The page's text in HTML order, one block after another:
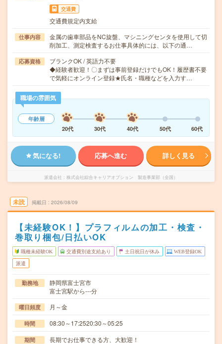
交通費
交通費規定内支給
仕事内容
金属の歯車部品をNC旋盤、マシニングセンタを使用して切
削加工、測定検査するお仕事具体的には、以下の通…
応募資格
ブランクOK / 英語力不要
◆経験者歓迎！〇まずは事前登録だけでもOK！履歴書不要
で気軽にオンライン登録★氏名・職種などを入力す…
職場の雰囲気
年齢層
20代
30代 40代 50代 60代
気になる! 応募へ進む 詳しく見る
派遣会社 株式会社綜合キャリアオプション 製造事業部（全国）
未読 掲載日 2026/08/09
【未経験OK！】プラフィルムの加工・検査・
巻取り梱包/日払いOK
職種未経験OK 交通費別途支給あり 土日祝日が休み WEB登録OK
派遣
勤務地
静岡県富士宮市
富士宮駅から---分
曜日頻度 月～金
時間 08:30～17:2520:30～05:25
期間 長期でお仕事できる方、大歓迎！